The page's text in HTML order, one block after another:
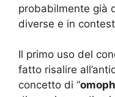
probabilmente già
diverse e in
Il primo uso del
fatto risalire
concetto di “